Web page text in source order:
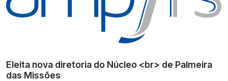
Eleita nova diretoria do Núcleo <br> de Palmeira
das Missões